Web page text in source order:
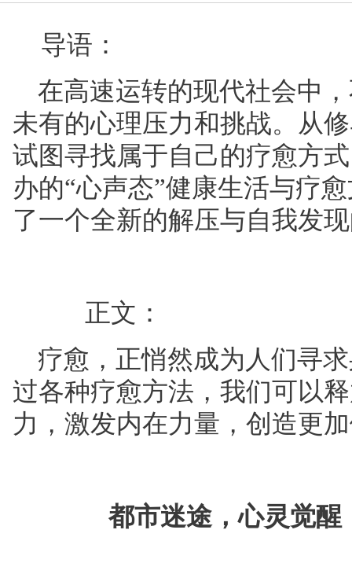
导语：
在高速运转的现代社会中
未有的心理压力和挑战。从
试图寻找属于自己的疗愈方
办的“心声态”健康生活与疗
了一个全新的解压与自我发
正文：
疗愈，正悄然成为人们寻
过各种疗愈方法，我们可以
力，激发内在力量，创造更
都市迷途，心灵觉醒